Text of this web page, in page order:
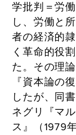
学批判＝労
し、労働と
者の経済的
く革命的役
た。その理
『資本論の
したが、同
ネグリ『マ
ス』（1979